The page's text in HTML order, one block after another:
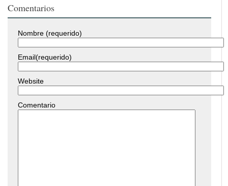
Comentarios
Nombre (requerido)
Email(requerido)
Website
Comentario